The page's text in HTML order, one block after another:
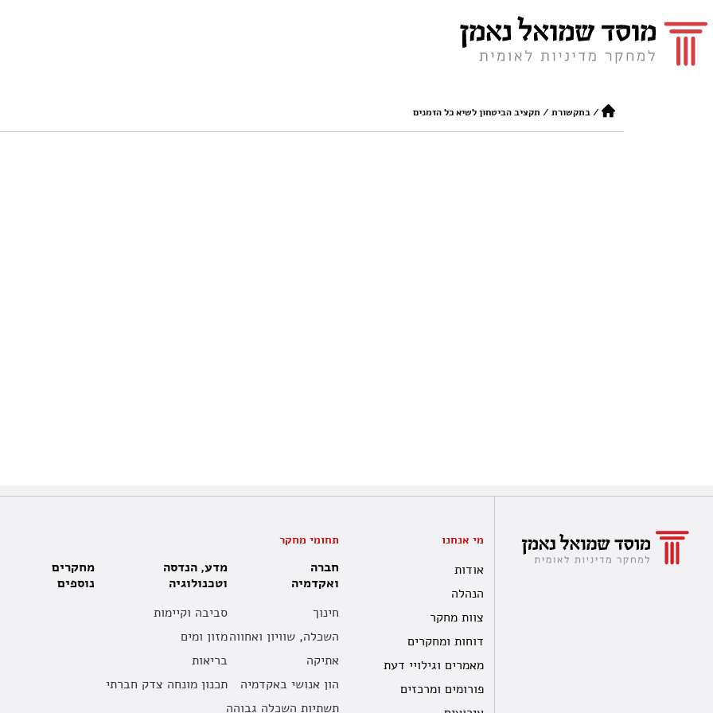
/בתקשורת / תקציב הביטחון לשיא כל הזמנים
מי אנחנו
אודות
הנהלה
צוות מחקר
דוחות ומחקרים
מאמרים וגילויי דעת
פורומים ומרכזים
תחומי מחקר
חברה
ואקדמיה
חינוך
השכלה, שוויון ואחווה
אתיקה
הון אנושי באקדמיה
תשתיות השכלה גבוהה
מדע, הנדסה
וטכנולוגיה
סביבה וקיימות
מזון ומים
בריאות
תכנון מונחה צדק חברתי
מחקרים
נוספים